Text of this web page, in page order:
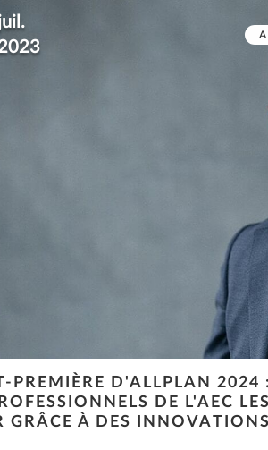
PREMIÈRE D'ALLPLAN 2024
DE L'AEC
GRÂCE À DES